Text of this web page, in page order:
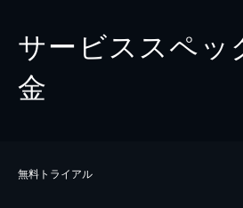
サービススペッ
金
無料トライアル